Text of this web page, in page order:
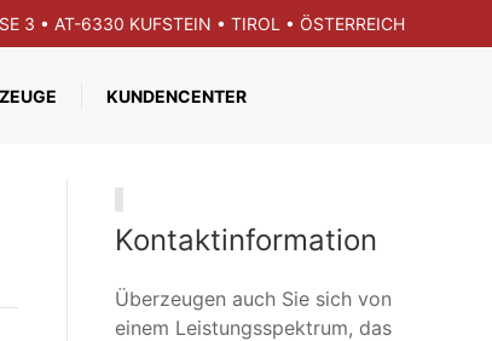
3 • AT-6330 KUFSTEIN • TIROL • ÖSTERREICH
KUNDENCENTER
Kontaktinformation
Überzeugen auch Sie sich von
einem Leistungsspektrum, das